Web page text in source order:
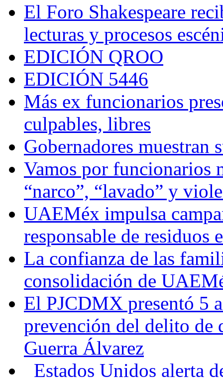
El Foro Shakespeare
lecturas y procesos
EDICIÓN QROO
EDICIÓN 5446
Más ex funcionarios
culpables, libres
Gobernadores muestran
Vamos por funcionarios
“narco”, “lavado” y
UAEMéx impulsa
responsable de residuos
La confianza de las
consolidación de
El PJCDMX presentó 5
prevención del delito de
Guerra Álvarez
Estados Unidos alerta